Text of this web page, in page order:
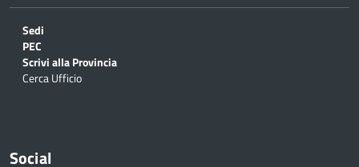
Sedi
PEC
Scrivi alla Provincia
Cerca Ufficio
Social